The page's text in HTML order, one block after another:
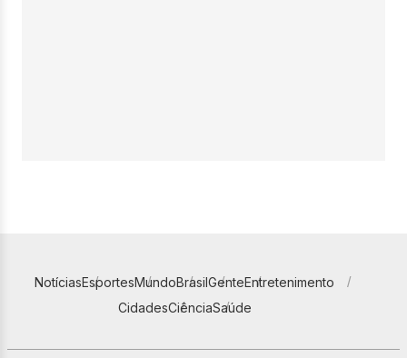
NotíciasEsportesMundoBrasilGenteEntretenimento
CidadesCiênciaSaúde